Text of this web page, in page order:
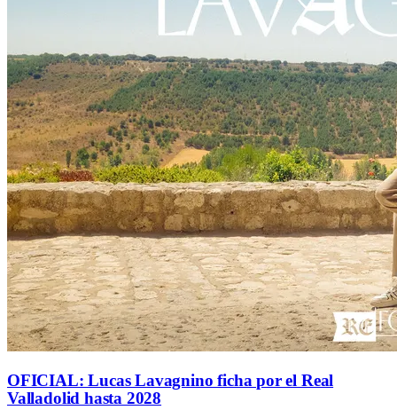
OFICIAL: Lucas Lavagnino ficha por el Real
Valladolid hasta 2028